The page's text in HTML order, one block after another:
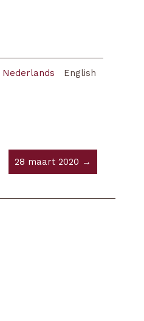
Nederlands English
28 maart 2020 →